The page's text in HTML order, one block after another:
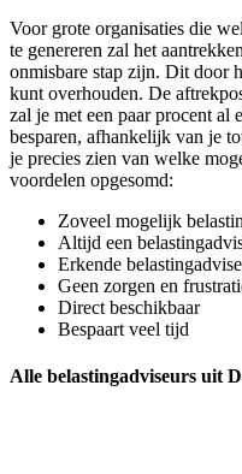
Voor grote organisaties die
te genereren zal het
onmisbare stap zijn. Dit door
kunt overhouden. De
zal je met een paar procent al
besparen, afhankelijk van je
je precies zien van welke
voordelen opgesomd:
Zoveel mogelijk
Altijd een
Erkende
Geen zorgen en
Direct beschikbaar
Bespaart veel tijd
Alle belastingadviseurs uit